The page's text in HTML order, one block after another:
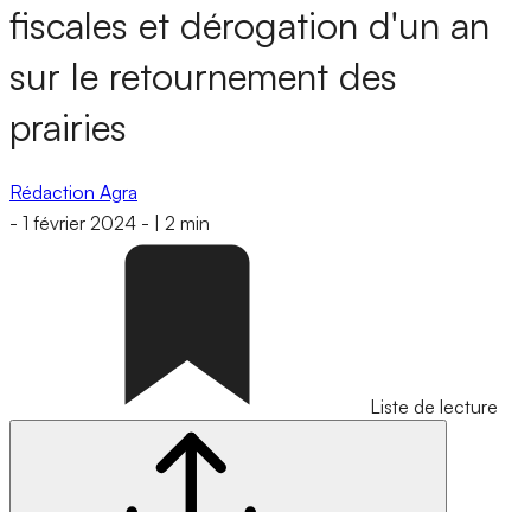
fiscales et dérogation d'un an
sur le retournement des
prairies
Rédaction Agra
- 1 février 2024 - 2 min
Liste de lecture